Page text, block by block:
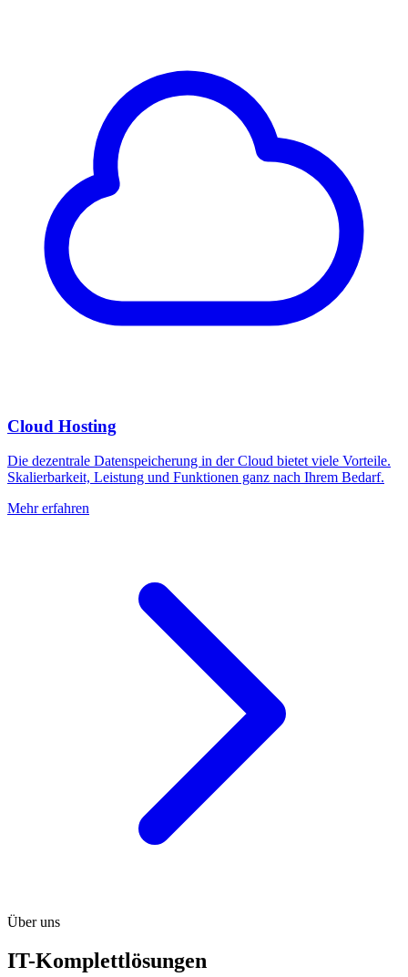
Cloud Hosting
Die dezentrale Datenspeicherung in der Cloud bietet viele Vorteile.
Skalierbarkeit, Leistung und Funktionen ganz nach Ihrem Bedarf.
Mehr erfahren
Über uns
IT-Komplettlösungen